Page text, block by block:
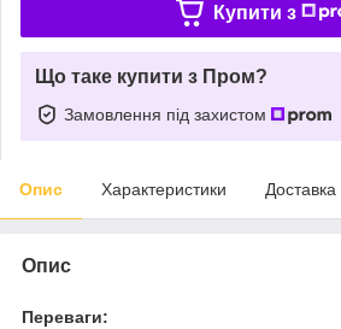
Купити з
Що таке купити з Пром?
Замовлення під захистом
Опис Характеристики Доставка
Опис
Переваги: